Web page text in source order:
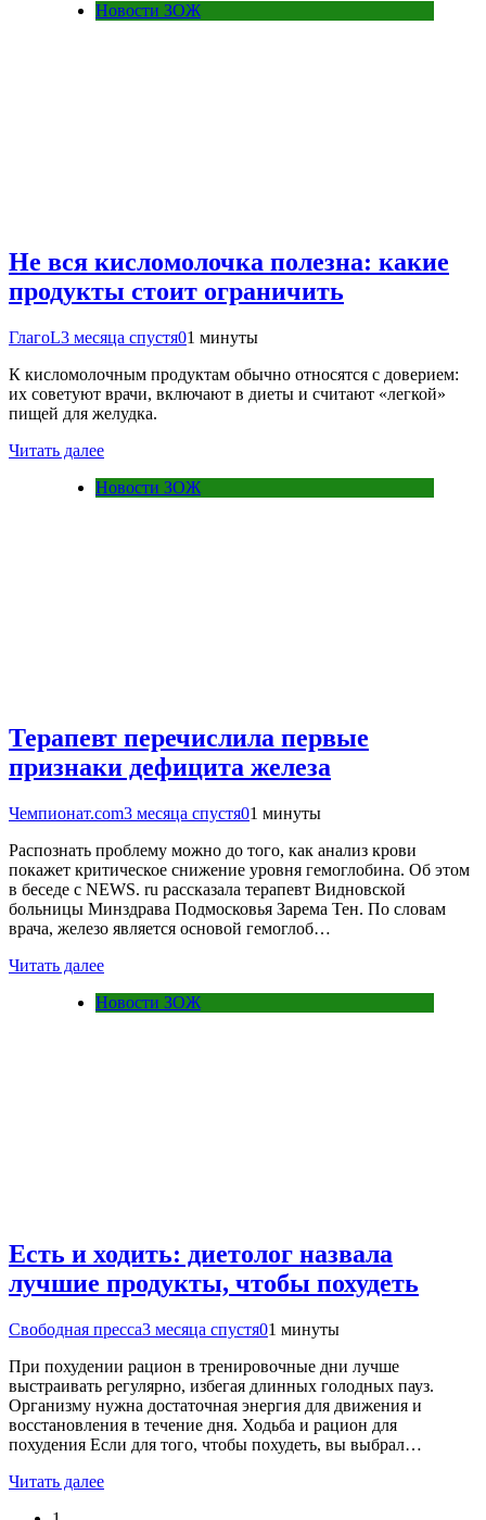
Новости ЗОЖ
Не вся кисломолочка полезна: какие
продукты стоит ограничить
ГлагоL3 месяца спустя01 минуты
К кисломолочным продуктам обычно относятся с доверием:
их советуют врачи, включают в диеты и считают «легкой»
пищей для желудка.
Читать далее
Новости ЗОЖ
Терапевт перечислила первые
признаки дефицита железа
Чемпионат.com3 месяца спустя01 минуты
Распознать проблему можно до того, как анализ крови
покажет критическое снижение уровня гемоглобина. Об этом
в беседе с NEWS. ru рассказала терапевт Видновской
больницы Минздрава Подмосковья Зарема Тен. По словам
врача, железо является основой гемоглоб…
Читать далее
Новости ЗОЖ
Есть и ходить: диетолог назвала
лучшие продукты, чтобы похудеть
Свободная пресса3 месяца спустя01 минуты
При похудении рацион в тренировочные дни лучше
выстраивать регулярно, избегая длинных голодных пауз.
Организму нужна достаточная энергия для движения и
восстановления в течение дня. Ходьба и рацион для
похудения Если для того, чтобы похудеть, вы выбрал…
Читать далее